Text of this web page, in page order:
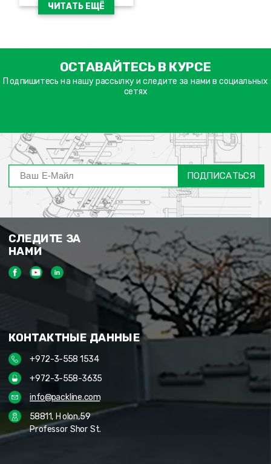
ЧИТАТЬ ЕЩЁ
ОСТАВАЙТЕСЬ В КУРСЕ
Подпишитесь на нашу рассылку и следите за нами в социальных
сетях
ПОДПИСАТЬСЯ
СЛЕДИТЕ ЗА
НАМИ
КОНТАКТНЫЕ ДАННЫЕ
+972-3-558 1534
+972-3-558-3635
info@packline.com
58811, Holon,59
Professor Shor St.